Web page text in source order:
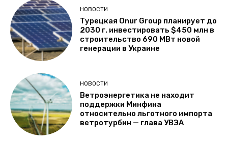
НОВОСТИ
Турецкая Onur Group планирует до
2030 г. инвестировать $450 млн в
строительство 690 МВт новой
генерации в Украине
НОВОСТИ
Ветроэнергетика не находит
поддержки Минфина
относительно льготного импорта
ветротурбин — глава УВЭА